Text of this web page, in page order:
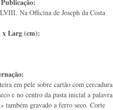
Na Officina de Joseph da Costa
x Larg (cm):
em pele sobre cartão com cercadura
e no centro da pasta inicial a palavra
também gravado a ferro seco. Corte